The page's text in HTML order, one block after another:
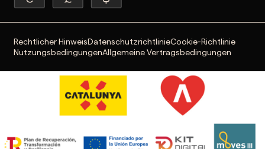
Rechtlicher HinweisDatenschutzrichtlinieCookie-Richtlinie
NutzungsbedingungenAllgemeine Vertragsbedingungen